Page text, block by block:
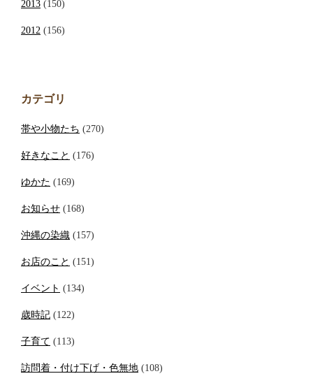
2013 (150)
2012 (156)
カテゴリ
帯や小物たち (270)
好きなこと (176)
ゆかた (169)
お知らせ (168)
沖縄の染織 (157)
お店のこと (151)
イベント (134)
歳時記 (122)
子育て (113)
訪問着・付け下げ・色無地 (108)